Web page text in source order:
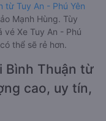
từ Tuy An - Phú Yên
Mạnh Hùng. Tùy
Xe Tuy An - Phú
thể sẽ rẻ hơn.
Bình Thuận từ
cao, uy tín,